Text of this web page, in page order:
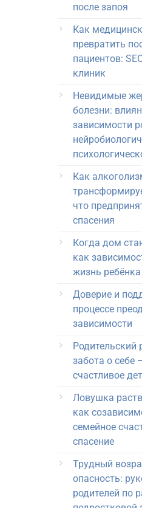
после запоя
Как
превратить
пациентов:
клиник
Невидимые
болезни:
зависимости
Как
что
спасения
Когда дом
как
жизнь ребёнка
Доверие и
процессе
зависимости
Родительский
забота о себе
счастливое
Ловушка
как
семейное
спасение
Трудный
опасность:
родителей по